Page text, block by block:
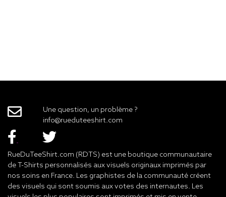
Une question, un problème ?
info@rueduteeshirt.com
RueDuTeeShirt.com (RDTS) est une boutique communautaire
de T-Shirts personnalisés aux visuels originaux imprimés par
nos soins en France. Les graphistes de la communauté créent
des visuels qui sont soumis aux votes des internautes. Les